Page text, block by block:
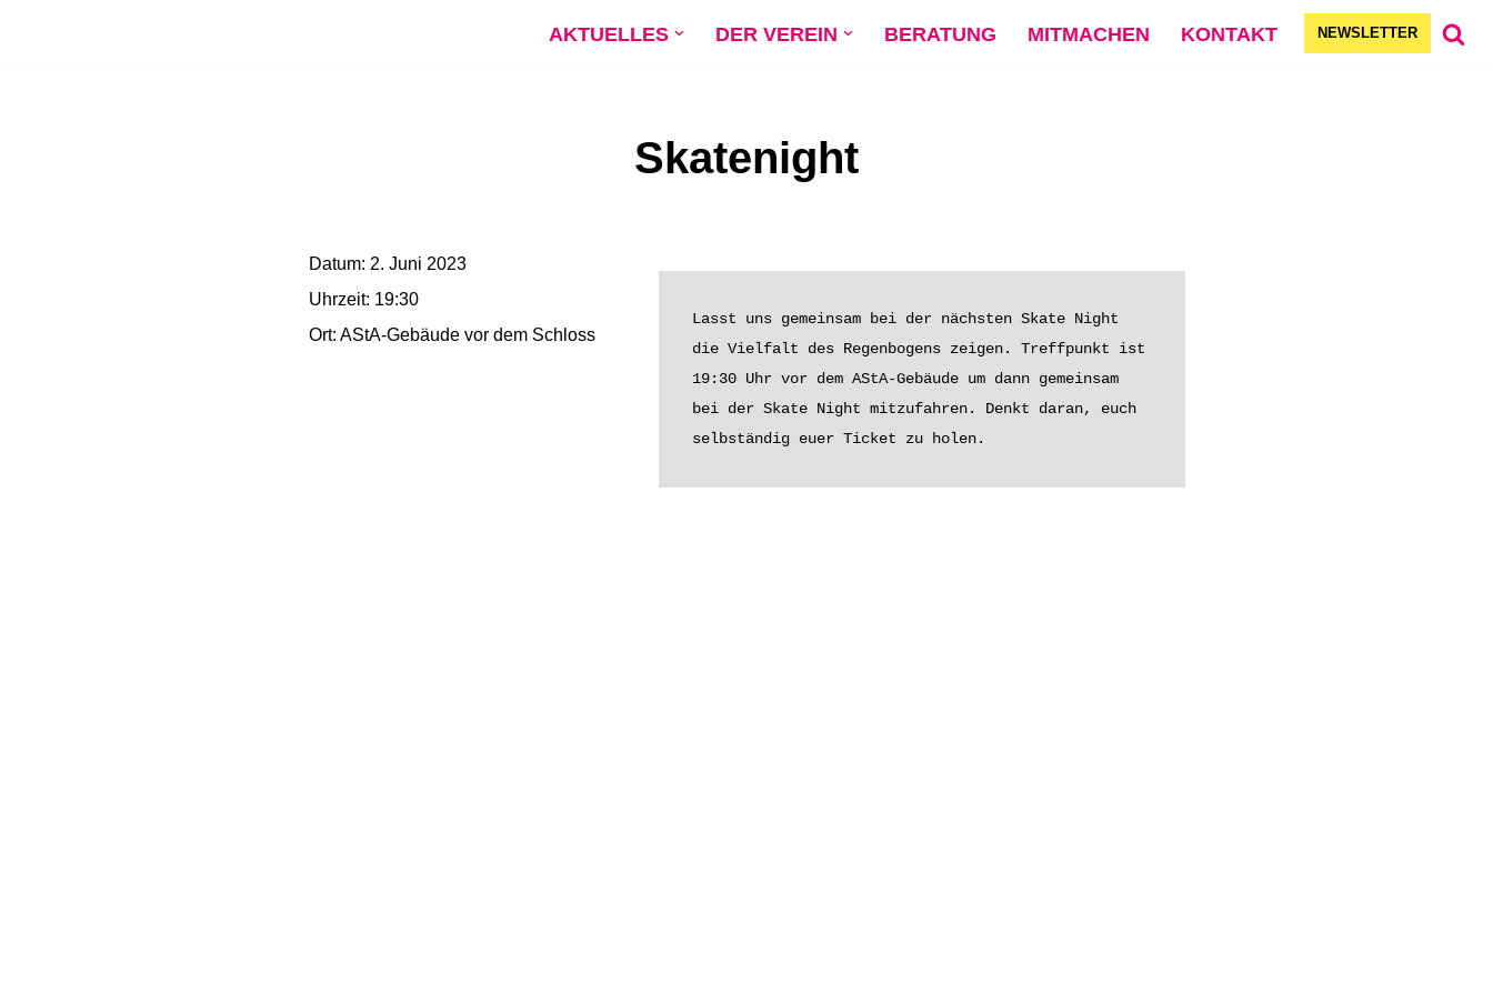
AKTUELLES DER VEREIN BERATUNG MITMACHEN KONTAKT NEWSLETTER
Skatenight
Datum: 2. Juni 2023
Uhrzeit: 19:30
Ort: AStA-Gebäude vor dem Schloss
Lasst uns gemeinsam bei der nächsten Skate Night
die Vielfalt des Regenbogens zeigen. Treffpunkt ist
19:30 Uhr vor dem AStA-Gebäude um dann gemeinsam
bei der Skate Night mitzufahren. Denkt daran, euch
selbständig euer Ticket zu holen.